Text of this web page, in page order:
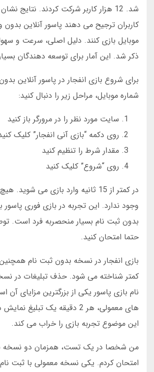
کاربران ترجیح می دهند پاسور آنلاین بدون
موبایل بازی کنند. دلیل اصلی، سرعت و
ذکر شد. این آمار برای توسعه دهندگان
برای شروع بازی انفجار در پاسور آنلاین
شماره موبایل، مراحل زیر را دنبال کنید:
سایت مورد نظر را در مرورگر باز کنید
روی دکمه “بازی آنی انفجار” کلیک
مقدار شرط را تنظیم کنید
روی “شروع” کلیک کنید
در کمتر از 15 ثانیه وارد بازی می
وجود ندارد. این تجربه در بازی فوری
بدون ثبت نام بسیار منحصربه فرد است.
حتما امتحان کنید.
بازی انفجار در نسخه بدون ثبت نام
کمتر شناخته می شود. حذف تبلیغات در
نام بازی پاسور یکی از بزرگترین مزایای
های معمولی، هر 2 دقیقه یک
این موضوع تجربه بازی را خراب می کند.
من شخصا در یک تست، همزمان دو نسخه
امتحان کردم. یکی نسخه معمولی با ثبت